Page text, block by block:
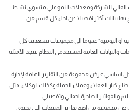
المالي للشركة ومعدلات النمو علي متسوي نشاط
بيانات أكثر تفصيلا عن اداء كل قسم من
او اليومية" عموما الي مجموعات تسهدف كل
الهامة لمستخدمي النظام فنجد الأمثلة
عرض مجموعة من التقارير الهامة لإدارة
كبار العملاء وعملاء الجملة وكذلك الوكلاء مثل
والفواتير الصادرة اجمالي وتفصيلي.
مجموعة من اهم تقارير المبيعات التي تحتوى